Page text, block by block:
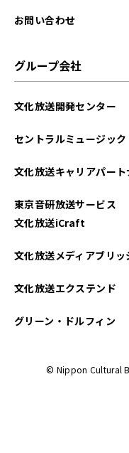
お問い合わせ
グループ会社
文化放送開発センター
セントラルミュージック
文化放送キャリアパート
東京音研放送サービス
文化放送iCraft
文化放送メディアブリッ
文化放送エクステンド
グリーン・ドルフィン
© Nippon Cultural